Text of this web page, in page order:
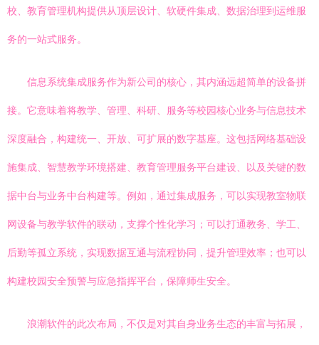
校、教育管理机构提供从顶层设计、软硬件集成、数据治理到运维服
务的一站式服务。
信息系统集成服务作为新公司的核心，其内涵远超简单的设备拼
接。它意味着将教学、管理、科研、服务等校园核心业务与信息技术
深度融合，构建统一、开放、可扩展的数字基座。这包括网络基础设
施集成、智慧教学环境搭建、教育管理服务平台建设、以及关键的数
据中台与业务中台构建等。例如，通过集成服务，可以实现教室物联
网设备与教学软件的联动，支撑个性化学习；可以打通教务、学工、
后勤等孤立系统，实现数据互通与流程协同，提升管理效率；也可以
构建校园安全预警与应急指挥平台，保障师生安全。
浪潮软件的此次布局，不仅是对其自身业务生态的丰富与拓展，